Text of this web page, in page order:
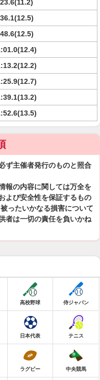
23.6(11.2)
36.1(12.5)
48.6(12.5)
ず主催者発行のものと照合
報の内容に関しては万全を
よび安全性を保証するもの
ったいかなる損害について
者は一切の責任を負いかね
高校野球 侍ジャパン
日本代表 テニス
ラグビー 中央競馬